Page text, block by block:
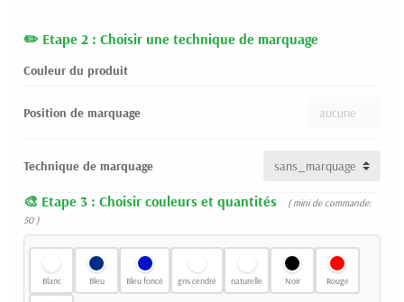
Etape 2 : Choisir une technique de marquage
Couleur du produit
Position de marquage
Technique de marquage
Etape 3 : Choisir couleurs et quantités
( mini de commande:
50 )
Blanc Bleu Bleu foncé gris cendré naturelle Noir Rouge